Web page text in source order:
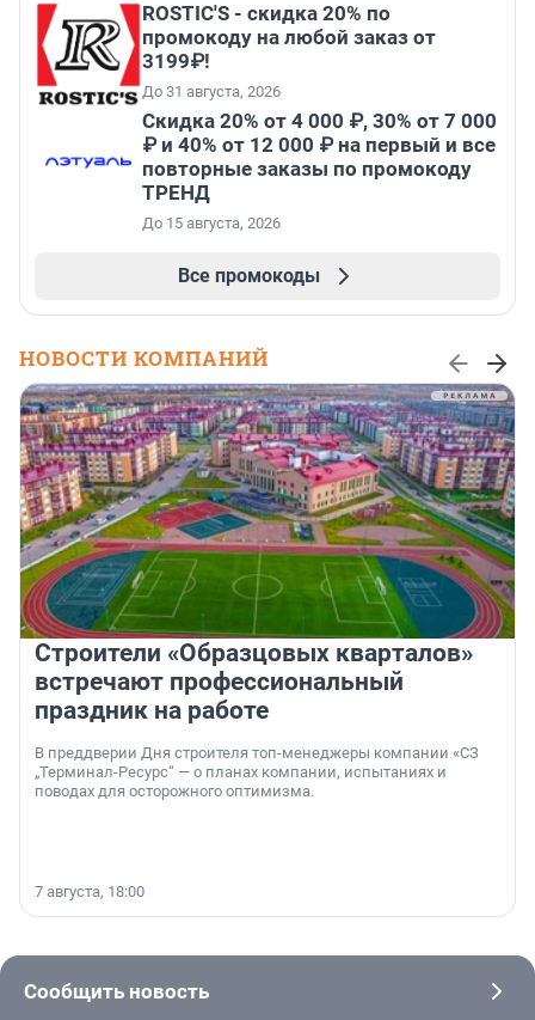
ROSTIC'S - скидка 20% по
промокоду на любой заказ от
3199₽!
До 31 августа, 2026
Скидка 20% от 4 000 ₽, 30% от 7 000
₽ и 40% от 12 000 ₽ на первый и все
повторные заказы по промокоду
ТРЕНД
До 15 августа, 2026
Все промокоды
НОВОСТИ КОМПАНИЙ
Строители «Образцовых кварталов»
встречают профессиональный
праздник на работе
В преддверии Дня строителя топ-менеджеры компании «СЗ
„Терминал-Ресурс“ — о планах компании, испытаниях и
поводах для осторожного оптимизма.
7 августа, 18:00
Сообщить новость